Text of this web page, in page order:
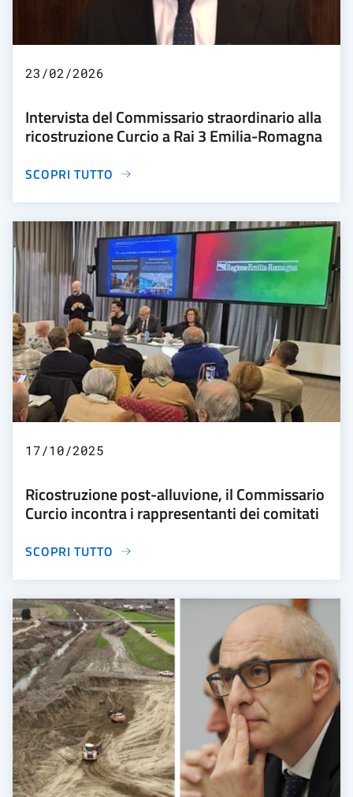
23/02/2026
Intervista del Commissario straordinario alla
ricostruzione Curcio a Rai 3 Emilia-Romagna
SCOPRI TUTTO
17/10/2025
Ricostruzione post-alluvione, il Commissario
Curcio incontra i rappresentanti dei comitati
SCOPRI TUTTO